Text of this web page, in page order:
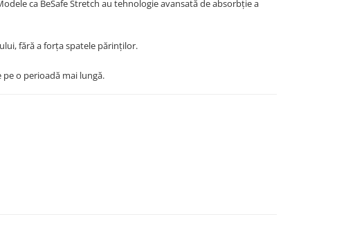
ca BeSafe Stretch au tehnologie avansată de absorbție a
fără a forța spatele părinților.
o perioadă mai lungă.